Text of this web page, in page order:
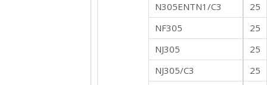
N305ENTN1/C3
25
NF305
25
NJ305
25
NJ305/C3
25